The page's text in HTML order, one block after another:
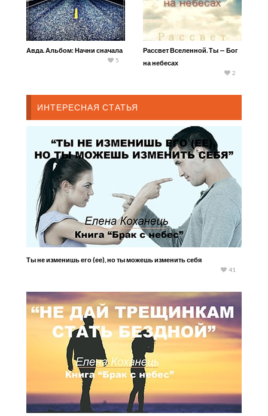
Авда. Альбом: Начни сначала
5
Рассвет Вселенной. Ты — Бог
на небесах
2
ИНТЕРЕСНАЯ СТАТЬЯ
Ты не изменишь его (ее), но ты можешь изменить себя
41